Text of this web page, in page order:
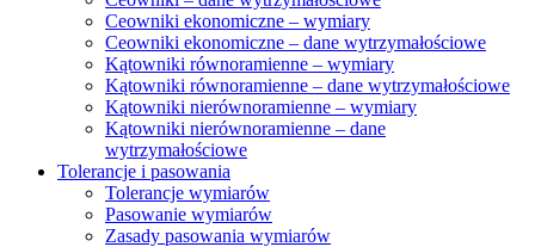
Ceowniki ekonomiczne – wymiary
Ceowniki ekonomiczne – dane wytrzymałościowe
Kątowniki równoramienne – wymiary
Kątowniki równoramienne – dane wytrzymałościowe
Kątowniki nierównoramienne – wymiary
Kątowniki nierównoramienne – dane
wytrzymałościowe
Tolerancje i pasowania
Tolerancje wymiarów
Pasowanie wymiarów
Zasady pasowania wymiarów